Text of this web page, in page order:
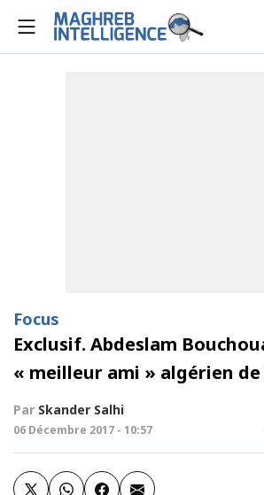
Focus
Exclusif. Abdeslam
« meilleur ami » algérien
Par Skander Salhi
06 Décembre 2017 - 10:57